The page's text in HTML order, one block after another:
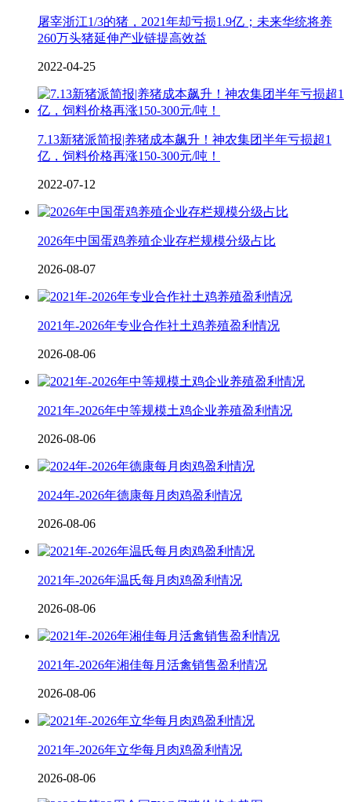
屠宰浙江1/3的猪，2021年却亏损1.9亿；未来华统将养
260万头猪延伸产业链提高效益
2022-04-25
7.13新猪派简报|养猪成本飙升！神农集团半年亏损超1
亿，饲料价格再涨150-300元/吨！
2022-07-12
2026年中国蛋鸡养殖企业存栏规模分级占比
2026-08-07
2021年-2026年专业合作社土鸡养殖盈利情况
2026-08-06
2021年-2026年中等规模土鸡企业养殖盈利情况
2026-08-06
2024年-2026年德康每月肉鸡盈利情况
2026-08-06
2021年-2026年温氏每月肉鸡盈利情况
2026-08-06
2021年-2026年湘佳每月活禽销售盈利情况
2026-08-06
2021年-2026年立华每月肉鸡盈利情况
2026-08-06